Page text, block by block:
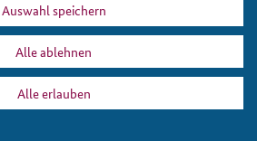
PRIVACY IMPRINT
Auswahl speichern
Alle ablehnen
Alle erlauben